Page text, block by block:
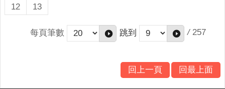
12
13
每頁筆數 跳到 / 257
回上一頁 回最上面